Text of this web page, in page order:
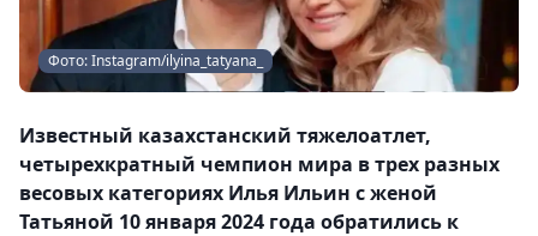
Фото: Instagram/ilyina_tatyana_
Известный казахстанский тяжелоатлет,
четырехкратный чемпион мира в трех разных
весовых категориях Илья Ильин с женой
Татьяной 10 января 2024 года обратились к